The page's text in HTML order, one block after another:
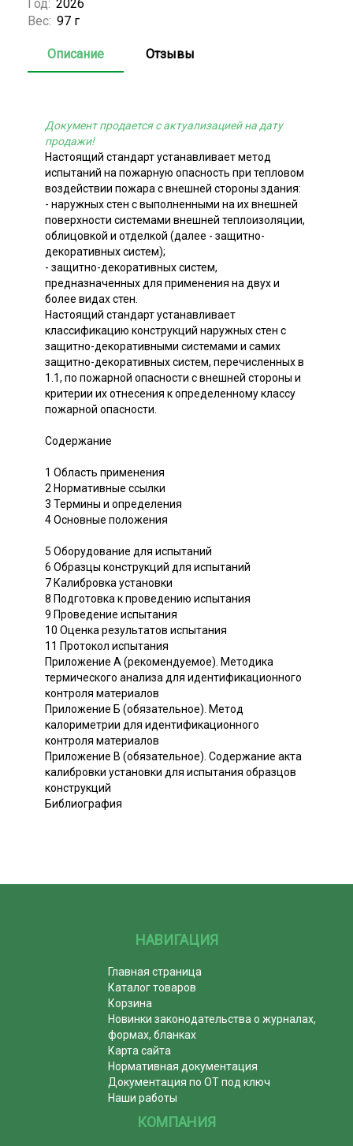
Год: 2026
Вес: 97 г
Описание Отзывы
Документ продается с актуализацией на дату
продажи!
Настоящий стандарт устанавливает метод
испытаний на пожарную опасность при тепловом
воздействии пожара с внешней стороны здания:
- наружных стен с выполненными на их внешней
поверхности системами внешней теплоизоляции,
облицовкой и отделкой (далее - защитно-
декоративных систем);
- защитно-декоративных систем,
предназначенных для применения на двух и
более видах стен.
Настоящий стандарт устанавливает
классификацию конструкций наружных стен с
защитно-декоративными системами и самих
защитно-декоративных систем, перечисленных в
1.1, по пожарной опасности с внешней стороны и
критерии их отнесения к определенному классу
пожарной опасности.
Содержание
1 Область применения
2 Нормативные ссылки
3 Термины и определения
4 Основные положения
5 Оборудование для испытаний
6 Образцы конструкций для испытаний
7 Калибровка установки
8 Подготовка к проведению испытания
9 Проведение испытания
10 Оценка результатов испытания
11 Протокол испытания
Приложение А (рекомендуемое). Методика
термического анализа для идентификационного
контроля материалов
Приложение Б (обязательное). Метод
калориметрии для идентификационного
контроля материалов
Приложение В (обязательное). Содержание акта
калибровки установки для испытания образцов
конструкций
Библиография
НАВИГАЦИЯ
Главная страница
Каталог товаров
Корзина
Новинки законодательства о журналах,
формах, бланках
Карта сайта
Нормативная документация
Документация по ОТ под ключ
Наши работы
КОМПАНИЯ